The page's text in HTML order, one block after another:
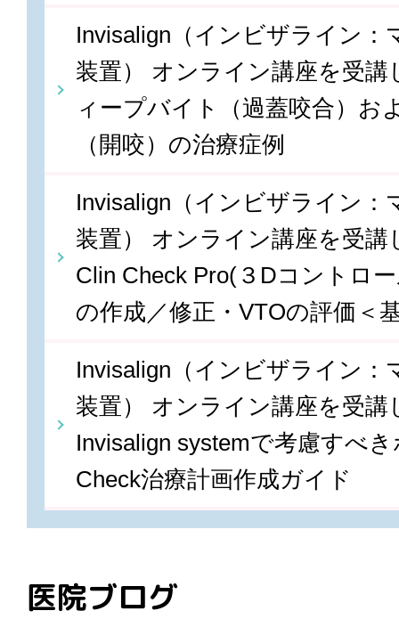
Invisalign（インビザライン：
装置） オンライン講座を受講
ィープバイト（過蓋咬合）お
（開咬）の治療症例
Invisalign（インビザライン：
装置） オンライン講座を受講
Clin Check Pro(３Dコントロ
の作成／修正・VTOの評価＜
Invisalign（インビザライン：
装置） オンライン講座を受講
Invisalign systemで考慮すべ
Check治療計画作成ガイド
医院ブログ